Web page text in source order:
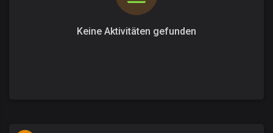
Keine Aktivitäten gefunden